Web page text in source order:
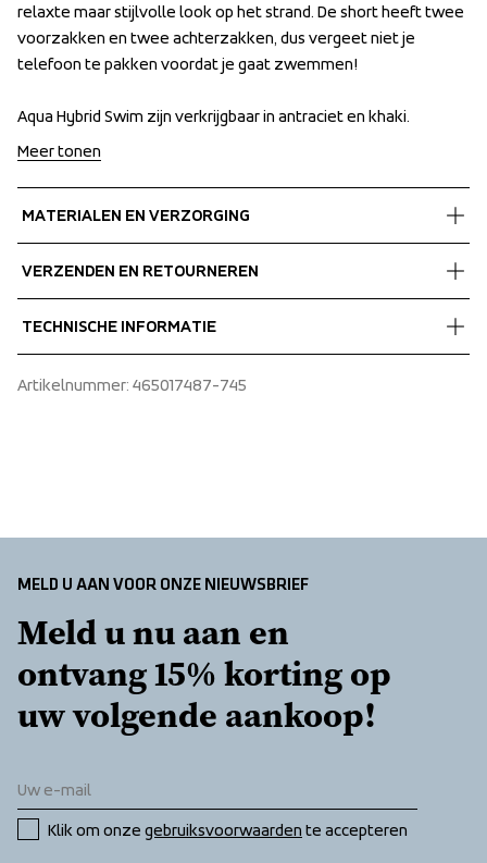
relaxte maar stijlvolle look op het strand. De short heeft twee
voorzakken en twee achterzakken, dus vergeet niet je
telefoon te pakken voordat je gaat zwemmen!
Aqua Hybrid Swim zijn verkrijgbaar in antraciet en khaki.
relaxte maar stijlvolle look op het strand. De short heeft twee
voorzakken en twee achterzakken, dus vergeet niet je
telefoon te pakken voordat je gaat zwemmen!
Aqua Hybrid Swim zijn verkrijgbaar in antraciet en khaki.
Meer tonen
MATERIALEN EN VERZORGING
90% Polyester
VERZENDEN EN RETOURNEREN
Wij verzenden met UPS die overdag bezorgt.
ontvangt.
TECHNISCHE INFORMATIE
Two slanted open front pockets
Artikelnummer: 465017487-745
MELD U AAN VOOR ONZE NIEUWSBRIEF
Meld u nu aan en
ontvang 15% korting op
uw volgende aankoop!
Klik om onze gebruiksvoorwaarden te accepteren